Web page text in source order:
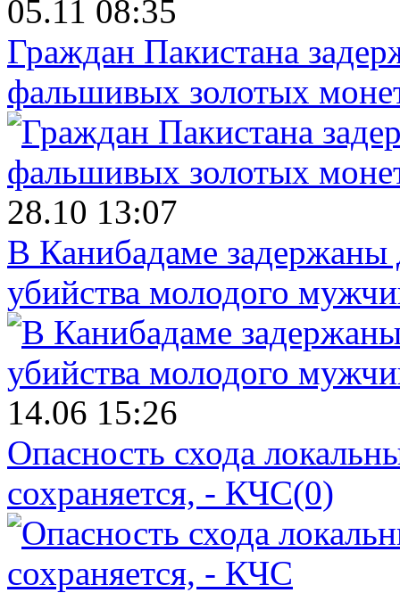
05.11 08:35
Граждан Пакистана
фальшивых золотых
28.10 13:07
В Канибадаме задержаны
убийства молодого
14.06 15:26
Опасность схода
сохраняется, - КЧС(0)